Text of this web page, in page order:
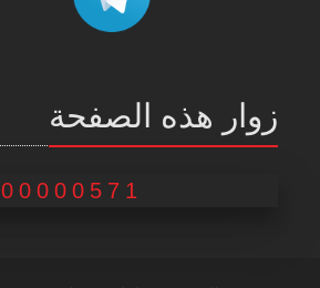
زوار هذه الصفحة
00000571